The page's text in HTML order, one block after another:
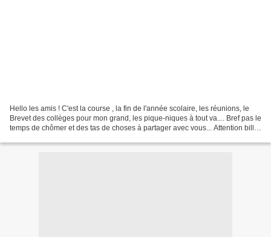
Hello les amis ! C'est la course , la fin de l'année scolaire, les réunions, le
Brevet des collèges pour mon grand, les pique-niques à tout va.... Bref pas le
temps de chômer et des tas de choses à partager avec vous... Attention billet